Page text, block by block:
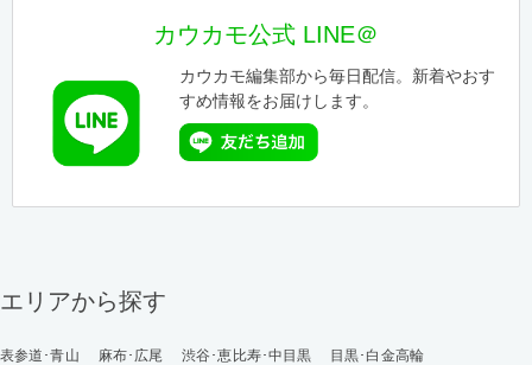
カウカモ公式 LINE＠
カウカモ編集部から毎日配信。新着やおす
すめ情報をお届けします。
エリアから探す
表参道･青山 麻布･広尾 渋谷･恵比寿･中目黒
目黒･白金高輪